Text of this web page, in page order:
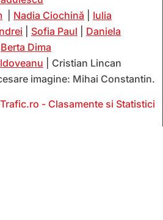
Nadia Ciochină
Iulia
Sofia Paul
Daniela
Berta Dima
| Cristian Lincan
imagine: Mihai Constantin.